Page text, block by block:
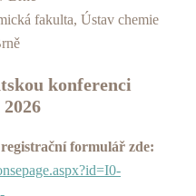
fakulta, Ústav chemie
konferenci
formulář zde: